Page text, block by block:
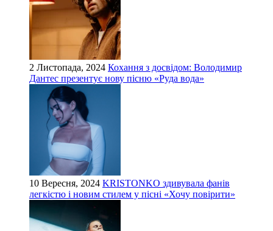
2 Листопада, 2024 Кохання з досвідом: Володимир
Дантес презентує нову пісню «Руда вода»
10 Вересня, 2024 KRISTONKO здивувала фанів
легкістю і новим стилем у пісні «Хочу повірити»